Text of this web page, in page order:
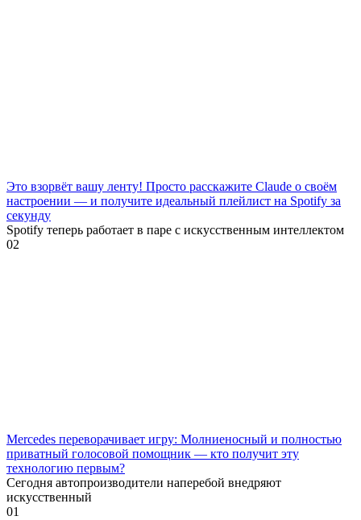
Это взорвёт вашу ленту! Просто расскажите Claude о своём
настроении — и получите идеальный плейлист на Spotify за
секунду
Spotify теперь работает в паре с искусственным интеллектом
02
Mercedes переворачивает игру: Молниеносный и полностью
приватный голосовой помощник — кто получит эту
технологию первым?
Сегодня автопроизводители наперебой внедряют
искусственный
01